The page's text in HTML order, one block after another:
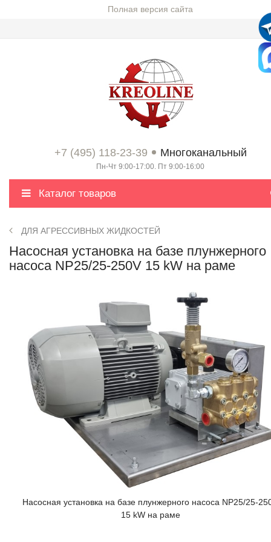
Полная версия сайта
+7 (495) 118-23-39 Многоканальный
Пн-Чт 9:00-17:00. Пт 9:00-16:00
Каталог товаров
ДЛЯ АГРЕССИВНЫХ ЖИДКОСТЕЙ
Насосная установка на базе плунжерного
насоса NP25/25-250V 15 kW на раме
Насосная установка на базе плунжерного насоса NP25/25-
15 kW на раме